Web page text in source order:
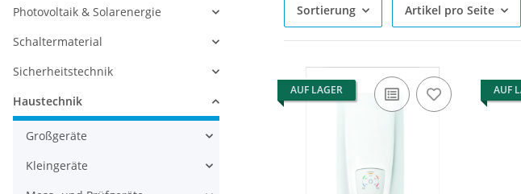
Sortierung Artikel pro Seite
AUF LAGER AUF
Photovoltaik & Solarenergie
Schaltermaterial
Sicherheitstechnik
Haustechnik
Großgeräte
Kleingeräte